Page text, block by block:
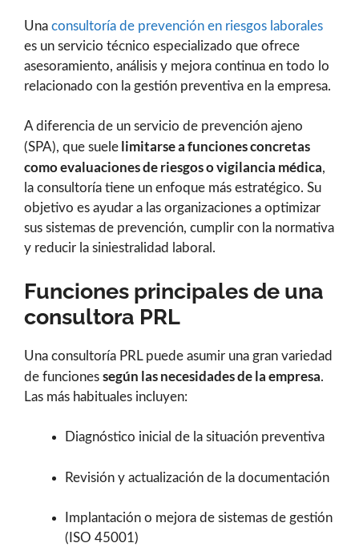
Una consultoría de prevención en riesgos laborales
es un servicio técnico especializado que ofrece
asesoramiento, análisis y mejora continua en todo lo
relacionado con la gestión preventiva en la empresa.
A diferencia de un servicio de prevención ajeno
(SPA), que suele limitarse a funciones concretas
como evaluaciones de riesgos o vigilancia médica,
la consultoría tiene un enfoque más estratégico. Su
objetivo es ayudar a las organizaciones a optimizar
sus sistemas de prevención, cumplir con la normativa
y reducir la siniestralidad laboral.
Funciones principales de una
consultora PRL
Una consultoría PRL puede asumir una gran variedad
de funciones según las necesidades de la empresa.
Las más habituales incluyen:
Diagnóstico inicial de la situación preventiva
Revisión y actualización de la documentación
Implantación o mejora de sistemas de gestión
(ISO 45001)